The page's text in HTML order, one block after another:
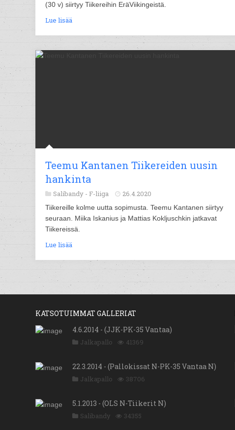
(30 v) siirtyy Tiikereihin EräViikingeistä.
Lue lisää
Teemu Kantanen Tiikereiden uusin
hankinta
Salibandy - F-liiga 26.4.2020
Tiikereille kolme uutta sopimusta. Teemu Kantanen siirtyy
seuraan. Miika Iskanius ja Mattias Kokljuschkin jatkavat
Tiikereissä.
Lue lisää
KATSOTUIMMAT GALLERIAT
4.6.2014 - (JJK-PK-35 Vantaa)
Jalkapallo 41369
22.3.2014 - (Pallokissat N-PK-35 Vantaa N)
Jalkapallo 38706
5.1.2013 - (OLS N-Tiikerit N)
Salibandy 34355